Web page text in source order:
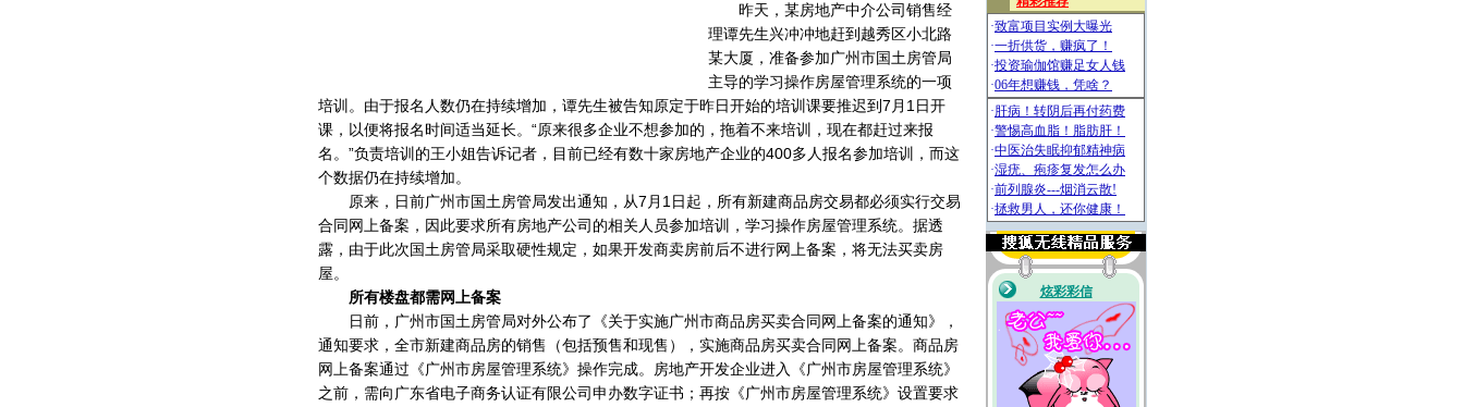
昨天，某房地产中介公司销售经
理谭先生兴冲冲地赶到越秀区小北路
某大厦，准备参加广州市国土房管局
主导的学习操作房屋管理系统的一项
培训。由于报名人数仍在持续增加，谭先生被告知原定于昨日开始的培训课要推迟到7月1日开
课，以便将报名时间适当延长。“原来很多企业不想参加的，拖着不来培训，现在都赶过来报
名。”负责培训的王小姐告诉记者，目前已经有数十家房地产企业的400多人报名参加培训，而这
个数据仍在持续增加。
原来，日前广州市国土房管局发出通知，从7月1日起，所有新建商品房交易都必须实行交易
合同网上备案，因此要求所有房地产公司的相关人员参加培训，学习操作房屋管理系统。据透
露，由于此次国土房管局采取硬性规定，如果开发商卖房前后不进行网上备案，将无法买卖房
屋。
所有楼盘都需网上备案
日前，广州市国土房管局对外公布了《关于实施广州市商品房买卖合同网上备案的通知》，
通知要求，全市新建商品房的销售（包括预售和现售），实施商品房买卖合同网上备案。商品房
网上备案通过《广州市房屋管理系统》操作完成。房地产开发企业进入《广州市房屋管理系统》
之前，需向广东省电子商务认证有限公司申办数字证书；再按《广州市房屋管理系统》设置要求